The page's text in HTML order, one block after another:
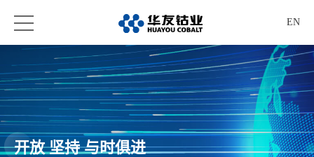
EN
开放 坚持 与时俱进